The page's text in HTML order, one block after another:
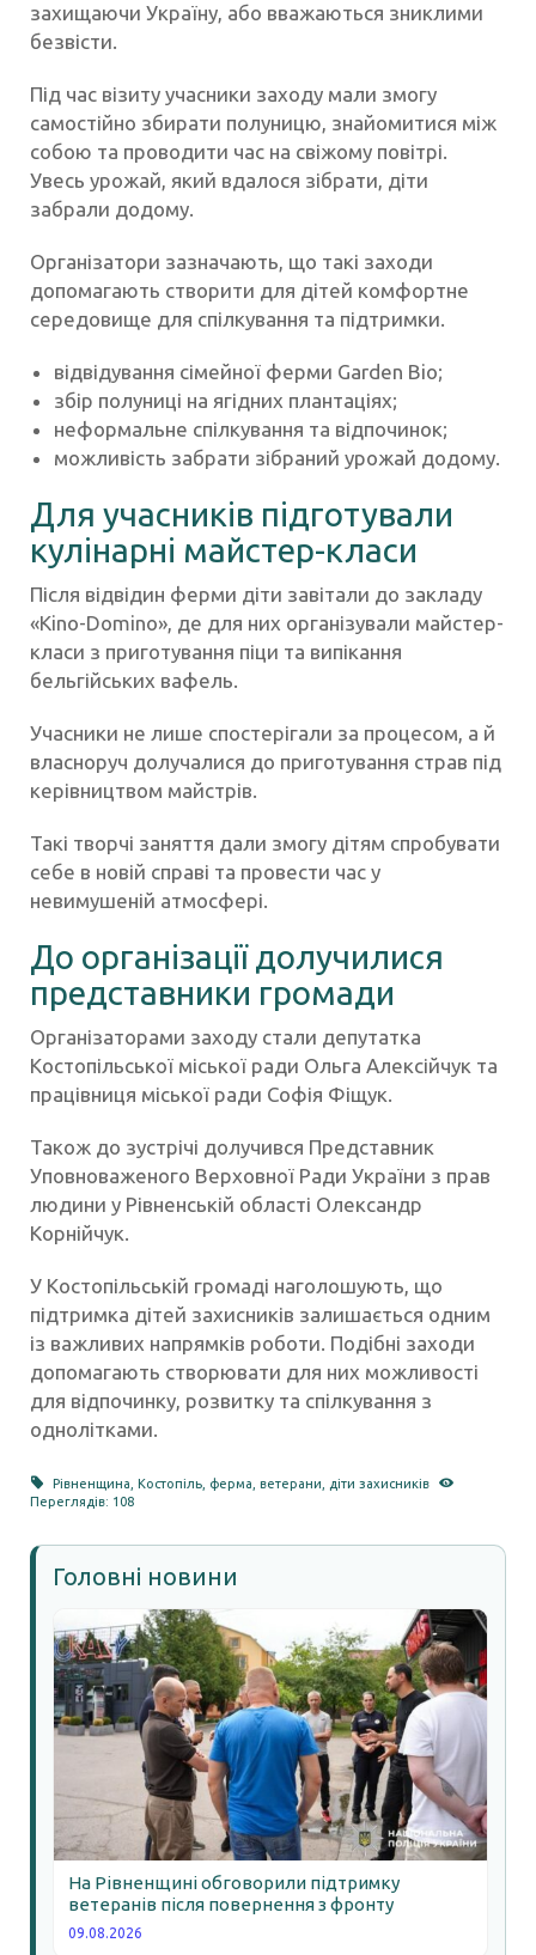
захищаючи Україну, або вважаються зниклими
безвісти.
Під час візиту учасники заходу мали змогу
самостійно збирати полуницю, знайомитися між
собою та проводити час на свіжому повітрі.
Увесь урожай, який вдалося зібрати, діти
забрали додому.
Організатори зазначають, що такі заходи
допомагають створити для дітей комфортне
середовище для спілкування та підтримки.
відвідування сімейної ферми Garden Bio;
збір полуниці на ягідних плантаціях;
неформальне спілкування та відпочинок;
можливість забрати зібраний урожай додому.
Для учасників підготували
кулінарні майстер-класи
Після відвідин ферми діти завітали до закладу
«Kino-Domino», де для них організували майстер-
класи з приготування піци та випікання
бельгійських вафель.
Учасники не лише спостерігали за процесом, а й
власноруч долучалися до приготування страв під
керівництвом майстрів.
Такі творчі заняття дали змогу дітям спробувати
себе в новій справі та провести час у
невимушеній атмосфері.
До організації долучилися
представники громади
Організаторами заходу стали депутатка
Костопільської міської ради Ольга Алексійчук та
працівниця міської ради Софія Фіщук.
Також до зустрічі долучився Представник
Уповноваженого Верховної Ради України з прав
людини у Рівненській області Олександр
Корнійчук.
У Костопільській громаді наголошують, що
підтримка дітей захисників залишається одним
із важливих напрямків роботи. Подібні заходи
допомагають створювати для них можливості
для відпочинку, розвитку та спілкування з
однолітками.
Рівненщина ,Костопіль ферма ,ветерани
діти захисників
Переглядів: 108
Головні новини
На Рівненщині обговорили підтримку
ветеранів після повернення з фронту
09.08.2026